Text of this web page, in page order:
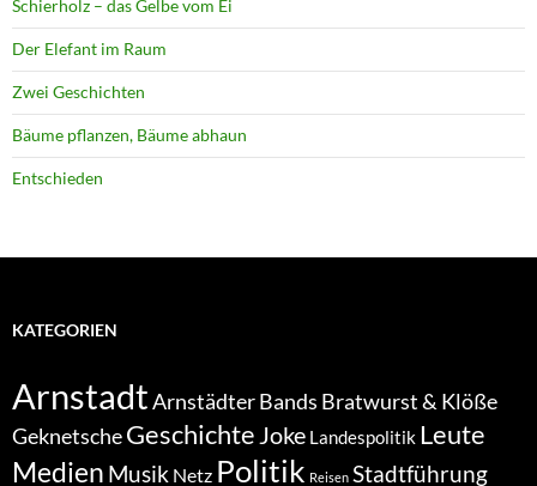
Schierholz – das Gelbe vom Ei
Der Elefant im Raum
Zwei Geschichten
Bäume pflanzen, Bäume abhaun
Entschieden
KATEGORIEN
ArnstadtArnstädter Bands Bratwurst & Klöße
GeknetscheGeschichte Joke Landespolitik Leute
Medien Musik Netz Politik Reisen Stadtführung